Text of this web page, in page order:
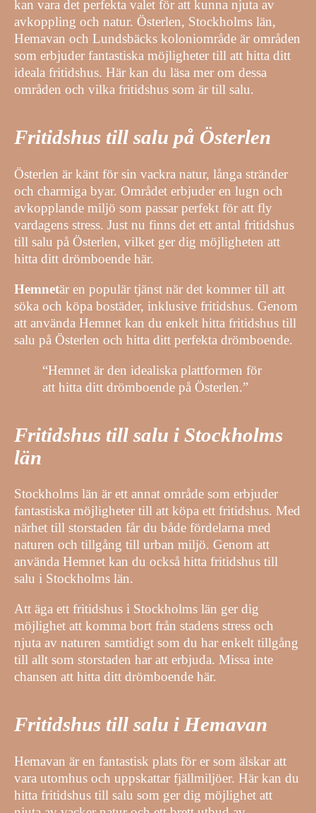
kan vara det perfekta valet för att kunna njuta av
avkoppling och natur. Österlen, Stockholms län,
Hemavan och Lundsbäcks koloniområde är områden
som erbjuder fantastiska möjligheter till att hitta ditt
ideala fritidshus. Här kan du läsa mer om dessa
områden och vilka fritidshus som är till salu.
Fritidshus till salu på Österlen
Österlen är känt för sin vackra natur, långa stränder
och charmiga byar. Området erbjuder en lugn och
avkopplande miljö som passar perfekt för att fly
vardagens stress. Just nu finns det ett antal fritidshus
till salu på Österlen, vilket ger dig möjligheten att
hitta ditt drömboende här.
Hemnetär en populär tjänst när det kommer till att
söka och köpa bostäder, inklusive fritidshus. Genom
att använda Hemnet kan du enkelt hitta fritidshus till
salu på Österlen och hitta ditt perfekta drömboende.
“Hemnet är den idealiska plattformen för
att hitta ditt drömboende på Österlen.”
Fritidshus till salu i Stockholms
län
Stockholms län är ett annat område som erbjuder
fantastiska möjligheter till att köpa ett fritidshus. Med
närhet till storstaden får du både fördelarna med
naturen och tillgång till urban miljö. Genom att
använda Hemnet kan du också hitta fritidshus till
salu i Stockholms län.
Att äga ett fritidshus i Stockholms län ger dig
möjlighet att komma bort från stadens stress och
njuta av naturen samtidigt som du har enkelt tillgång
till allt som storstaden har att erbjuda. Missa inte
chansen att hitta ditt drömboende här.
Fritidshus till salu i Hemavan
Hemavan är en fantastisk plats för er som älskar att
vara utomhus och uppskattar fjällmiljöer. Här kan du
hitta fritidshus till salu som ger dig möjlighet att